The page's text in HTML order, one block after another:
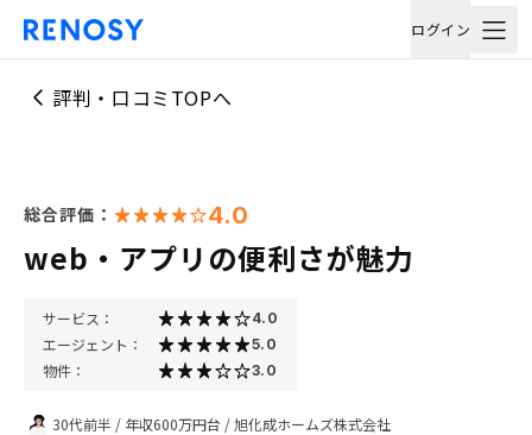
ログイン
評判・口コミTOPへ
総合評価： 4.0
web・アプリの便利さが魅力
サービス： 4.0
エージェント： 5.0
物件： 3.0
30代前半 / 年収600万円台 /旭化成ホームズ株式会社